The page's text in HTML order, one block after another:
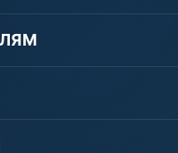
«Шоп АВД»
клиента